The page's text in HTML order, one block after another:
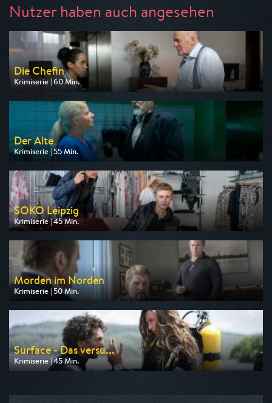
Nutzer haben auch angesehen
Die Chefin
Krimiserie | 60 Min.
Ausgestrahlt von ZDF
am 07.08.2026, 20:15
Der Alte
Krimiserie | 55 Min.
Ausgestrahlt von ZDF
am 09.08.2026, 18:00
SOKO Leipzig
Krimiserie | 45 Min.
Ausgestrahlt von ZDF
am 07.08.2026, 21:15
Morden im Norden
Krimiserie | 50 Min.
Ausgestrahlt von ARD
am 08.08.2026, 19:00
Surface - Das versu...
Krimiserie | 45 Min.
Ausgestrahlt von ARD